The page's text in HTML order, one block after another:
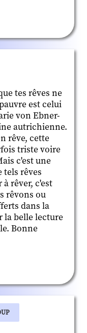
tes rêves ne
est celui
von Ebner-
autrichienne.
rêve, cette
triste voire
c'est une
tels rêves
rêver, c'est
rêvons ou
dans la
la belle lecture
Bonne